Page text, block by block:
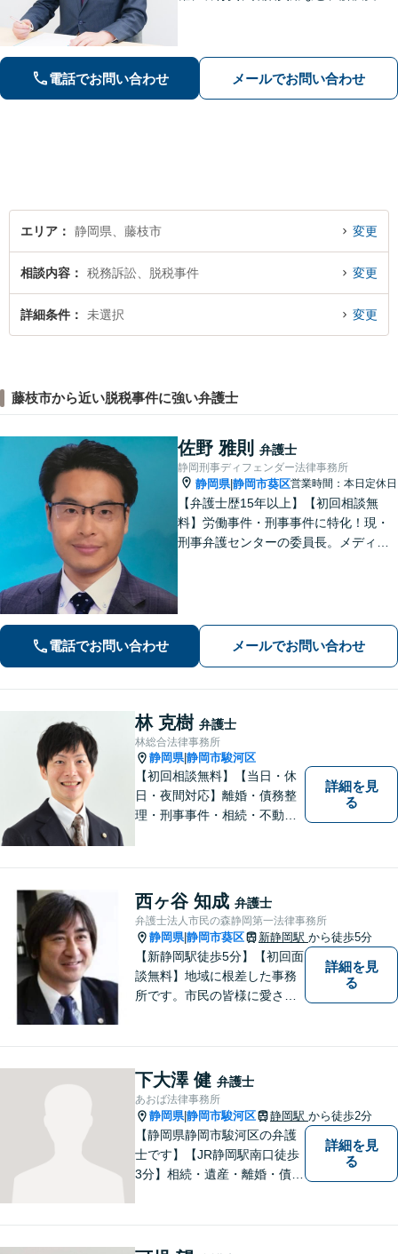
ります【法テラス利用可】【藤枝市役
所裏】
電話でお問い合わせ メールでお問い合わせ
エリア 静岡県、藤枝市 変更
相談内容 税務訴訟、脱税事件 変更
詳細条件 未選択 変更
藤枝市から近い脱税事件に強い弁護士
佐野 雅則 弁護士
静岡刑事ディフェンダー法律事務所
静岡県|静岡市葵区営業時間：本日定休日
【弁護士歴15年以上】【初回相談無
料】労働事件・刑事事件に特化！現・
刑事弁護センターの委員長。メディア
電話でお問い合わせ メールでお問い合わせ
林 克樹 弁護士
林総合法律事務所
静岡県|静岡市駿河区
【初回相談無料】【当日・休
日・夜間対応】離婚・債務整
理・刑事事件・相続・不動産
向き合うことを心がけていま
す。法人・個人事業主の事業
再建・債務整理の問題解決に
自信があります。
詳細を見
る
西ヶ谷 知成 弁護士
弁護士法人市民の森静岡第一法律事務所
静岡県|静岡市葵区 新静岡駅 から徒歩5分
【新静岡駅徒歩5分】【初回面
談無料】地域に根差した事務
所です。市民の皆様に愛され
軽にご連絡ください。
詳細を見
る
下大澤 健 弁護士
あおば法律事務所
静岡県|静岡市駿河区 静岡駅 から徒歩2分
【静岡県静岡市駿河区の弁護
士です】【JR静岡駅南口徒歩
3分】相続・遺産・離婚・債務
詳細を見
る